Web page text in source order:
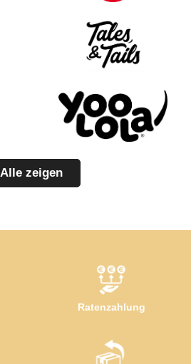
Alle zeigen
Ratenzahlung